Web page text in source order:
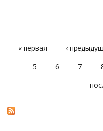
СТРАНИЦЫ
« первая ‹
5
6 7